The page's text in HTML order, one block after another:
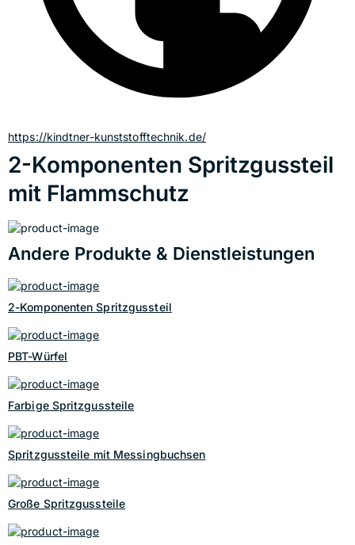
https://kindtner-kunststofftechnik.de/
2-Komponenten Spritzgussteil
mit Flammschutz
Andere Produkte & Dienstleistungen
2-Komponenten Spritzgussteil
PBT-Würfel
Farbige Spritzgussteile
Spritzgussteile mit Messingbuchsen
Große Spritzgussteile